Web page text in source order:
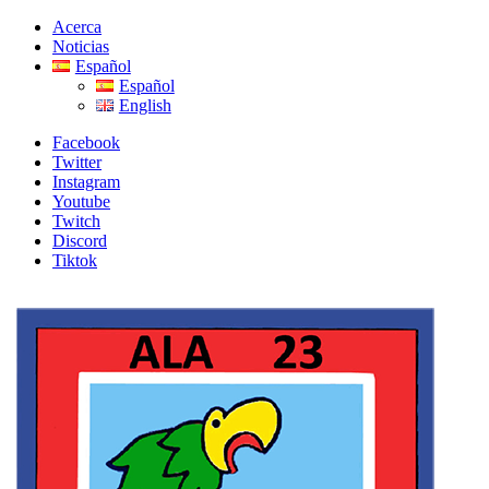
Skip
navigation
Skip
content
Acerca
Noticias
Español
Español
English
Facebook
Twitter
Instagram
Youtube
Twitch
Discord
Tiktok